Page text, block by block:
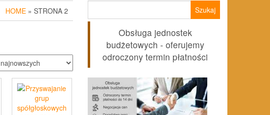
HOME » STRONA 2
Obsługa jednostek
budżetowych - oferujemy
odroczony termin płatności